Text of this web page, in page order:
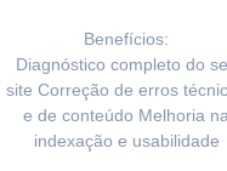
Benefícios:
Diagnóstico completo do
site Correção de erros
e de conteúdo Melhoria na
indexação e usabilidade